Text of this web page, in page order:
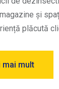
și
plăcută
mai mult